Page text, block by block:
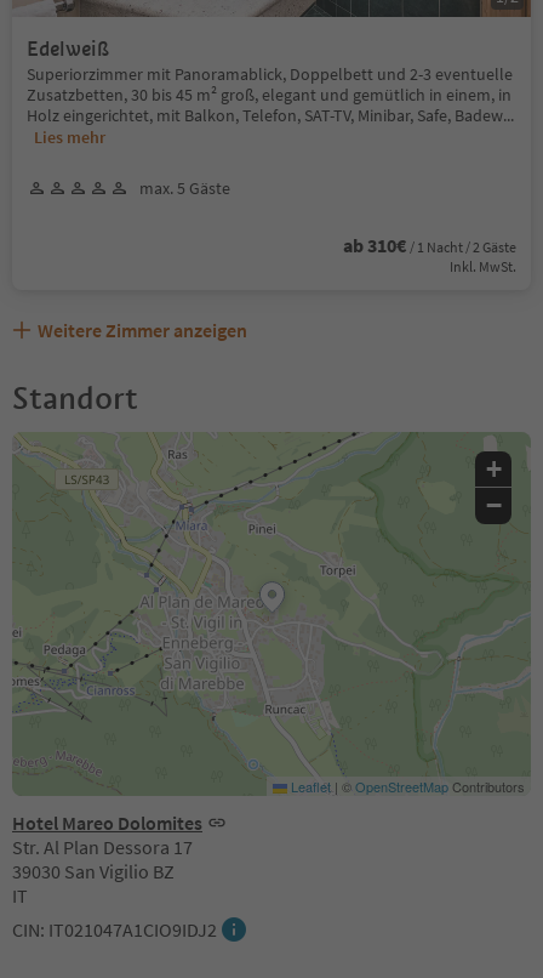
Edelweiß
Superiorzimmer mit Panoramablick, Doppelbett und 2-3 eventuelle
Zusatzbetten, 30 bis 45 m² groß, elegant und gemütlich in einem, in
Holz eingerichtet, mit Balkon, Telefon, SAT-TV, Minibar, Safe, Badew...
Lies mehr
max. 5 Gäste
ab 310€ / 1 Nacht / 2 Gäste
Inkl. MwSt.
Weitere Zimmer anzeigen
Standort
Hotel Mareo Dolomites
Str. Al Plan Dessora 17
39030 San Vigilio BZ
IT
CIN: IT021047A1CIO9IDJ2
+
−
Leaflet | ©OpenStreetMapContributors